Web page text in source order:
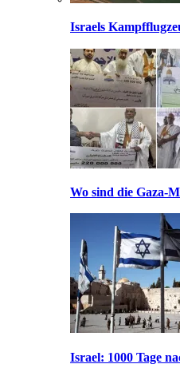
Israels
Wo sind die Gaza-
Israel: 1000 Tage